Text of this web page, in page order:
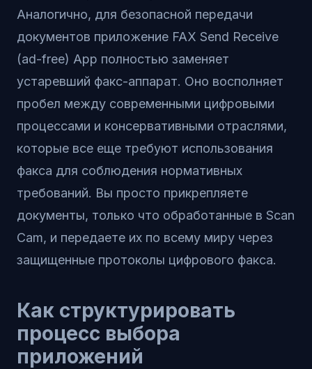
Аналогично, для безопасной передачи
документов приложение FAX Send Receive
(ad-free) App полностью заменяет
устаревший факс-аппарат. Оно восполняет
пробел между современными цифровыми
процессами и консервативными отраслями,
которые все еще требуют использования
факса для соблюдения нормативных
требований. Вы просто прикрепляете
документы, только что обработанные в Scan
Cam, и передаете их по всему миру через
защищенные протоколы цифрового факса.
Как структурировать
процесс выбора
приложений